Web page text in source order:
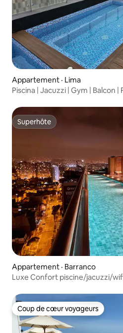
Appartement · Lima
Piscina | Jacuzzi | Gym | Balcon |
Superhôte
Superhôte
Appartement · Barranco
Luxe Confort piscine/jacuzzi/
Coup de cœur voyageurs
Coup de cœur voyageurs